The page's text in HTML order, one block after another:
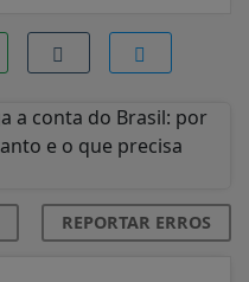
REPORTAR ERROS